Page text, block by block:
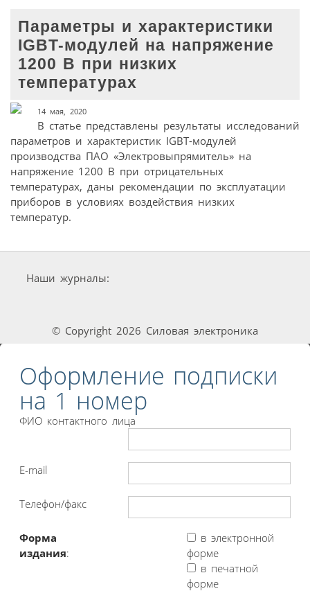
Параметры и характеристики
IGBT-модулей на напряжение
1200 В при низких
температурах
14 мая, 2020
В статье представлены результаты исследований
параметров и характеристик IGBT-модулей
производства ПАО «Электровыпрямитель» на
напряжение 1200 В при отрицательных
температурах, даны рекомендации по эксплуатации
приборов в условиях воздействия низких
температур.
Наши журналы:
© Copyright 2026 Силовая электроника
Оформление подписки
на 1 номер
ФИО контактного лица
E-mail
Телефон/факс
Форма
издания:
в электронной
форме
в печатной
форме